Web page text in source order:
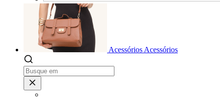
Acessórios Acessórios